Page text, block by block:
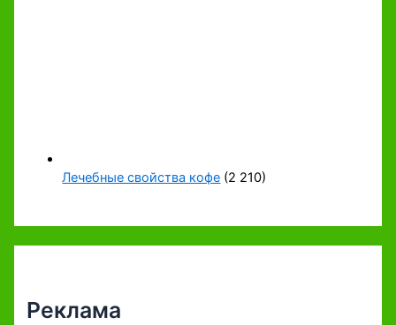
Лечебные свойства кофе (2 210)
Реклама